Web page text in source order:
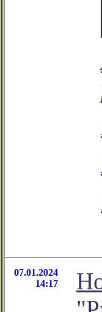
07.01.2024
14:17